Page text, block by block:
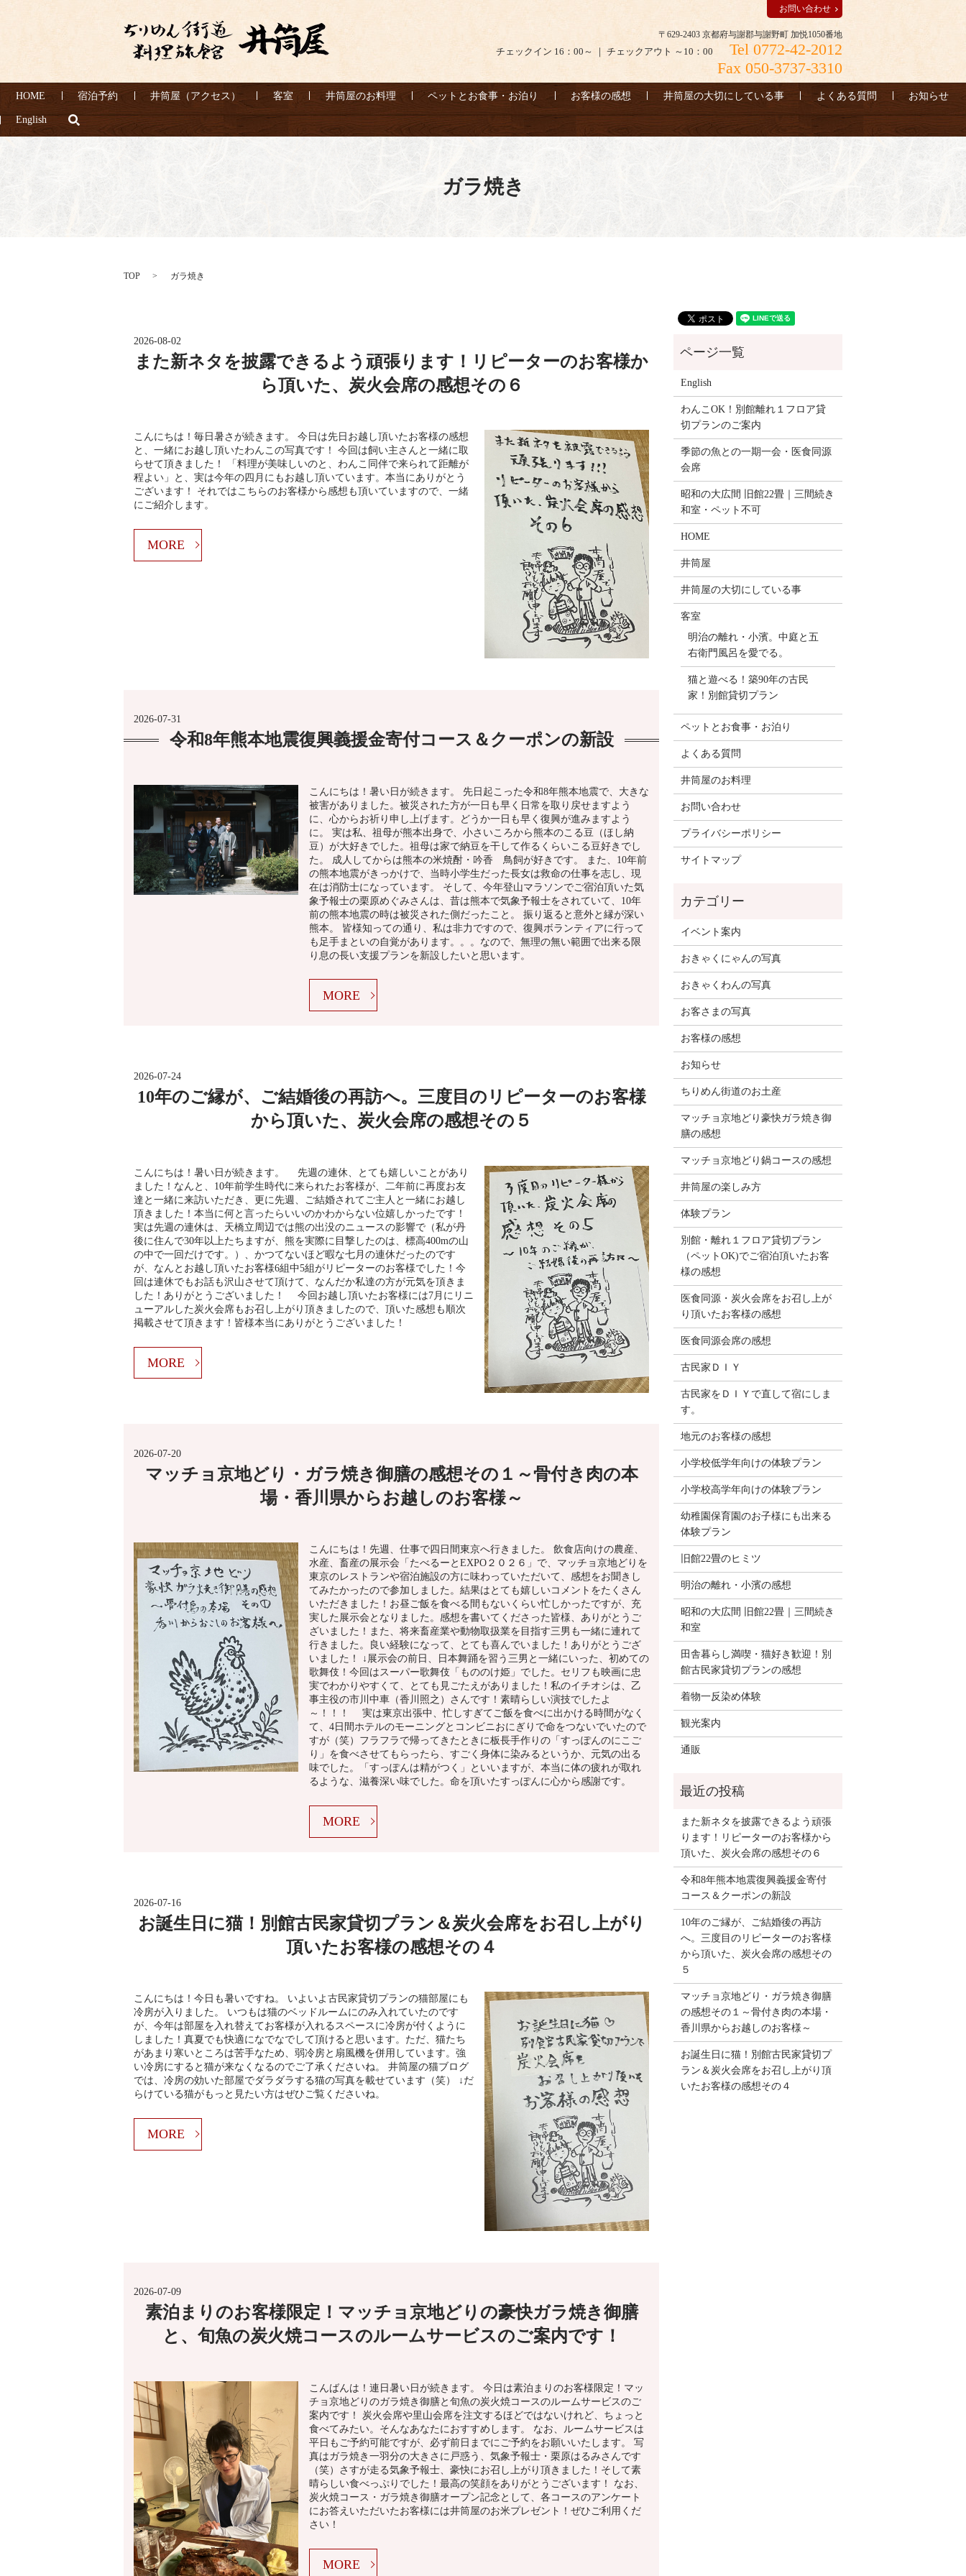
〒629-2403 京都府与謝郡与謝野町 加悦1050番地
チェックイン 16：00～ ｜ チェックアウト ～10：00
Tel 0772-42-2012
Fax 050-3737-3310
お問い合わせ
HOME 宿泊予約 井筒屋（アクセス） 客室 井筒屋のお料理 ペットとお食事・お泊り お客様の感想 井筒屋の大切にしている事 よくある質問 お知らせ
English
ガラ焼き
TOP ガラ焼き
2026-08-02
また新ネタを披露できるよう頑張ります！リピーターのお客様か
ら頂いた、炭火会席の感想その６
こんにちは！毎日暑さが続きます。 今日は先日お越し頂いたお客様の感想
と、一緒にお越し頂いたわんこの写真です！ 今回は飼い主さんと一緒に取
らせて頂きました！ 「料理が美味しいのと、わんこ同伴で来られて距離が
程よい」と、実は今年の四月にもお越し頂いています。本当にありがとう
ございます！ それではこちらのお客様から感想も頂いていますので、一緒
にご紹介します。
MORE
2026-07-31
令和8年熊本地震復興義援金寄付コース＆クーポンの新設
こんにちは！暑い日が続きます。 先日起こった令和8年熊本地震で、大きな
被害がありました。被災された方が一日も早く日常を取り戻せますよう
に、心からお祈り申し上げます。どうか一日も早く復興が進みますよう
に。 実は私、祖母が熊本出身で、小さいころから熊本のこる豆（ほし納
豆）が大好きでした。祖母は家で納豆を干して作るくらいこる豆好きでし
た。 成人してからは熊本の米焼酎・吟香 鳥飼が好きです。 また、10年前
の熊本地震がきっかけで、当時小学生だった長女は救命の仕事を志し、現
在は消防士になっています。 そして、今年登山マラソンでご宿泊頂いた気
象予報士の栗原めぐみさんは、昔は熊本で気象予報士をされていて、10年
前の熊本地震の時は被災された側だったこと。 振り返ると意外と縁が深い
熊本。 皆様知っての通り、私は非力ですので、復興ボランティアに行って
も足手まといの自覚があります。。。なので、無理の無い範囲で出来る限
り息の長い支援プランを新設したいと思います。
MORE
2026-07-24
10年のご縁が、ご結婚後の再訪へ。三度目のリピーターのお客様
から頂いた、炭火会席の感想その５
こんにちは！暑い日が続きます。 先週の連休、とても嬉しいことがあり
ました！なんと、10年前学生時代に来られたお客様が、二年前に再度お友
達と一緒に来訪いただき、更に先週、ご結婚されてご主人と一緒にお越し
頂きました！本当に何と言ったらいいのかわからない位嬉しかったです！
実は先週の連休は、天橋立周辺では熊の出没のニュースの影響で（私が丹
後に住んで30年以上たちますが、熊を実際に目撃したのは、標高400mの山
の中で一回だけです。）、かつてないほど暇な七月の連休だったのです
が、なんとお越し頂いたお客様6組中5組がリピーターのお客様でした！今
回は連休でもお話も沢山させて頂けて、なんだか私達の方が元気を頂きま
した！ありがとうございました！ 今回お越し頂いたお客様には7月にリニ
ューアルした炭火会席もお召し上がり頂きましたので、頂いた感想も順次
掲載させて頂きます！皆様本当にありがとうございました！
MORE
2026-07-20
マッチョ京地どり・ガラ焼き御膳の感想その１～骨付き肉の本
場・香川県からお越しのお客様～
こんにちは！先週、仕事で四日間東京へ行きました。 飲食店向けの農産、
水産、畜産の展示会「たべるーとEXPO２０２６」で、マッチョ京地どりを
東京のレストランや宿泊施設の方に味わっていただいて、感想をお聞きし
てみたかったので参加しました。結果はとても嬉しいコメントをたくさん
いただきました！お昼ご飯を食べる間もないくらい忙しかったですが、充
実した展示会となりました。感想を書いてくださった皆様、ありがとうご
ざいました！また、将来畜産業や動物取扱業を目指す三男も一緒に連れて
行きました。良い経験になって、とても喜んでいました！ありがとうござ
いました！ ↓展示会の前日、日本舞踊を習う三男と一緒にいった、初めての
歌舞伎！今回はスーパー歌舞伎「もののけ姫」でした。セリフも映画に忠
実でわかりやすくて、とても見ごたえがありました！私のイチオシは、乙
事主役の市川中車（香川照之）さんです！素晴らしい演技でしたよ
～！！！ 実は東京出張中、忙しすぎてご飯を食べに出かける時間がなく
て、4日間ホテルのモーニングとコンビニおにぎりで命をつないでいたので
すが（笑）フラフラで帰ってきたときに板長手作りの「すっぽんのにこご
り」を食べさせてもらったら、すごく身体に染みるというか、元気の出る
味でした。「すっぽんは精がつく」といいますが、本当に体の疲れが取れ
るような、滋養深い味でした。命を頂いたすっぽんに心から感謝です。
MORE
2026-07-16
お誕生日に猫！別館古民家貸切プラン＆炭火会席をお召し上がり
頂いたお客様の感想その４
こんにちは！今日も暑いですね。 いよいよ古民家貸切プランの猫部屋にも
冷房が入りました。 いつもは猫のベッドルームにのみ入れていたのです
が、今年は部屋を入れ替えてお客様が入れるスペースに冷房が付くように
しました！真夏でも快適になでなでして頂けると思います。ただ、猫たち
があまり寒いところは苦手なため、弱冷房と扇風機を併用しています。強
い冷房にすると猫が来なくなるのでご了承くださいね。 井筒屋の猫ブログ
では、冷房の効いた部屋でダラダラする猫の写真を載せています（笑） ↓だ
らけている猫がもっと見たい方はぜひご覧くださいね。
MORE
2026-07-09
素泊まりのお客様限定！マッチョ京地どりの豪快ガラ焼き御膳
と、旬魚の炭火焼コースのルームサービスのご案内です！
こんばんは！連日暑い日が続きます。 今日は素泊まりのお客様限定！マッ
チョ京地どりのガラ焼き御膳と旬魚の炭火焼コースのルームサービスのご
案内です！ 炭火会席や里山会席を注文するほどではないけれど、ちょっと
食べてみたい。そんなあなたにおすすめします。 なお、ルームサービスは
平日もご予約可能ですが、必ず前日までにご予約をお願いいたします。 写
真はガラ焼き一羽分の大きさに戸惑う、気象予報士・栗原はるみさんです
（笑）さすが走る気象予報士、豪快にお召し上がり頂きました！そして素
晴らしい食べっぷりでした！最高の笑顔をありがとうございます！ なお、
炭火焼コース・ガラ焼き御膳オープン記念として、各コースのアンケート
にお答えいただいたお客様には井筒屋のお米プレゼント！ぜひご利用くだ
さい！
MORE
English
わんこOK！別館離れ１フロア貸
切プランのご案内
季節の魚との一期一会・医食同源
会席
昭和の大広間 旧館22畳｜三間続き
和室・ペット不可
HOME
井筒屋
井筒屋の大切にしている事
客室
明治の離れ・小濱。中庭と五
右衛門風呂を愛でる。
猫と遊べる！築90年の古民
家！別館貸切プラン
ペットとお食事・お泊り
よくある質問
井筒屋のお料理
お問い合わせ
プライバシーポリシー
サイトマップ
イベント案内
おきゃくにゃんの写真
おきゃくわんの写真
お客さまの写真
お客様の感想
お知らせ
ちりめん街道のお土産
マッチョ京地どり豪快ガラ焼き御
膳の感想
マッチョ京地どり鍋コースの感想
井筒屋の楽しみ方
体験プラン
別館・離れ１フロア貸切プラン
（ペットOK)でご宿泊頂いたお客
様の感想
医食同源・炭火会席をお召し上が
り頂いたお客様の感想
医食同源会席の感想
古民家ＤＩＹ
古民家をＤＩＹで直して宿にしま
す。
地元のお客様の感想
小学校低学年向けの体験プラン
小学校高学年向けの体験プラン
幼稚園保育園のお子様にも出来る
体験プラン
旧館22畳のヒミツ
明治の離れ・小濱の感想
昭和の大広間 旧館22畳｜三間続き
和室
田舎暮らし満喫・猫好き歓迎！別
館古民家貸切プランの感想
着物一反染め体験
観光案内
通販
また新ネタを披露できるよう頑張
ります！リピーターのお客様から
頂いた、炭火会席の感想その６
令和8年熊本地震復興義援金寄付
コース＆クーポンの新設
10年のご縁が、ご結婚後の再訪
へ。三度目のリピーターのお客様
から頂いた、炭火会席の感想その
５
マッチョ京地どり・ガラ焼き御膳
の感想その１～骨付き肉の本場・
香川県からお越しのお客様～
お誕生日に猫！別館古民家貸切プ
ラン＆炭火会席をお召し上がり頂
いたお客様の感想その４